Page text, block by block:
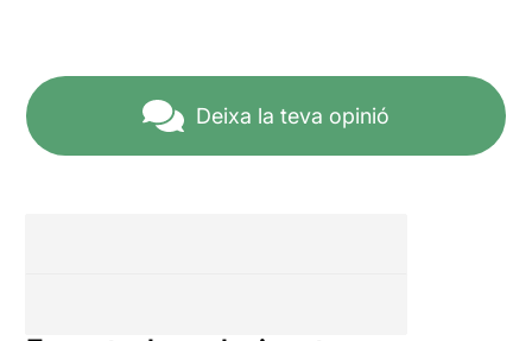
Deixa la teva opinió